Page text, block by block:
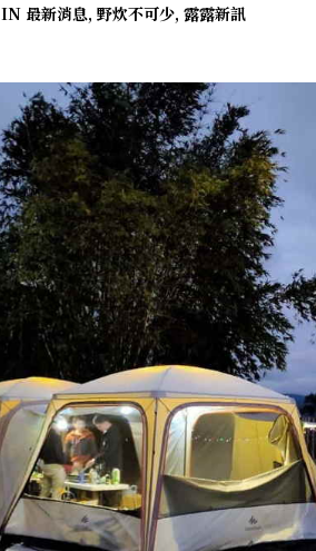
IN 最新消息, 野炊不可少, 露露新訊